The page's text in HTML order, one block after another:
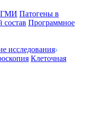
ГМИ Патогены в
состав Программное
исследования
Клеточная